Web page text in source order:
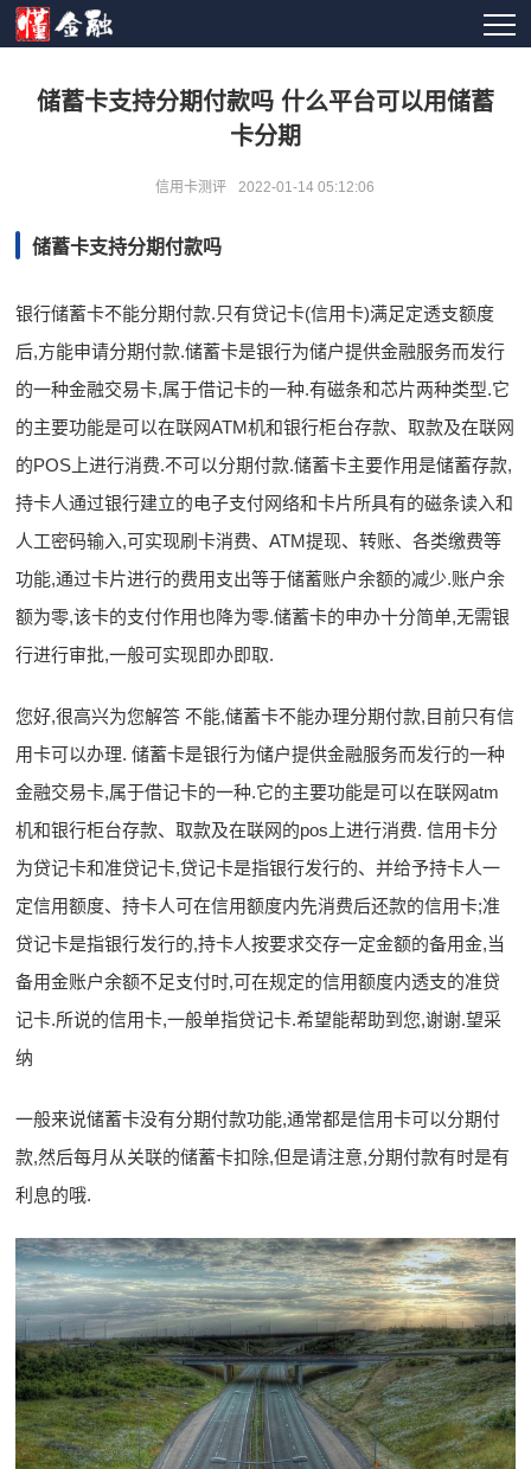
储蓄卡支持分期付款吗 什么平台可以用储蓄
卡分期
信用卡测评 2022-01-14 05:12:06
储蓄卡支持分期付款吗
银行储蓄卡不能分期付款.只有贷记卡(信用卡)满足定透支额度
后,方能申请分期付款.储蓄卡是银行为储户提供金融服务而发行
的一种金融交易卡,属于借记卡的一种.有磁条和芯片两种类型.它
的主要功能是可以在联网ATM机和银行柜台存款、取款及在联网
的POS上进行消费.不可以分期付款.储蓄卡主要作用是储蓄存款,
持卡人通过银行建立的电子支付网络和卡片所具有的磁条读入和
人工密码输入,可实现刷卡消费、ATM提现、转账、各类缴费等
功能,通过卡片进行的费用支出等于储蓄账户余额的减少.账户余
额为零,该卡的支付作用也降为零.储蓄卡的申办十分简单,无需银
行进行审批,一般可实现即办即取.
您好,很高兴为您解答 不能,储蓄卡不能办理分期付款,目前只有信
用卡可以办理. 储蓄卡是银行为储户提供金融服务而发行的一种
金融交易卡,属于借记卡的一种.它的主要功能是可以在联网atm
机和银行柜台存款、取款及在联网的pos上进行消费. 信用卡分
为贷记卡和准贷记卡,贷记卡是指银行发行的、并给予持卡人一
定信用额度、持卡人可在信用额度内先消费后还款的信用卡;准
贷记卡是指银行发行的,持卡人按要求交存一定金额的备用金,当
备用金账户余额不足支付时,可在规定的信用额度内透支的准贷
记卡.所说的信用卡,一般单指贷记卡.希望能帮助到您,谢谢.望采
纳
一般来说储蓄卡没有分期付款功能,通常都是信用卡可以分期付
款,然后每月从关联的储蓄卡扣除,但是请注意,分期付款有时是有
利息的哦.